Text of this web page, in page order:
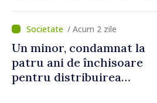
noastră rămâne puternică”
/ Acum 2 zile
Un minor, condamnat la
patru ani de închisoare
pentru distribuirea